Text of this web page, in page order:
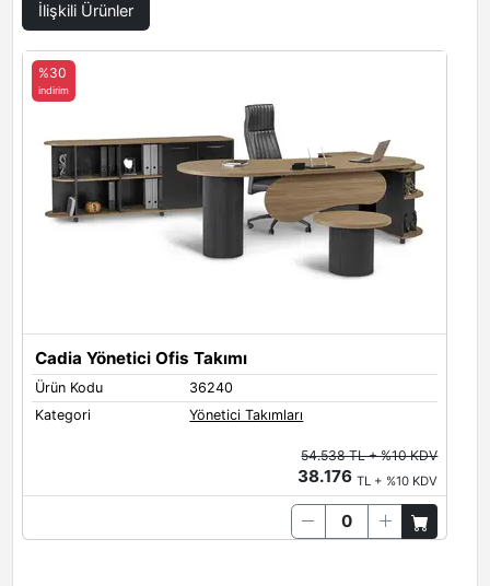
İlişkili Ürünler
Cadia Yönetici Ofis Takımı
Ürün Kodu
36240
Kategori
Yönetici Takımları
%30
indirim
54.538 TL + %10 KDV
38.176TL + %10 KDV